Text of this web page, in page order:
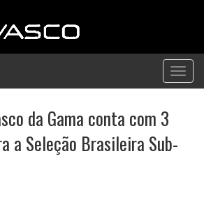
da Gama conta com 3
a Seleção Brasileira Sub-